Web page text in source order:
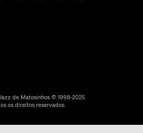
de Matosinhos © 1998-2025
os direitos reservados.